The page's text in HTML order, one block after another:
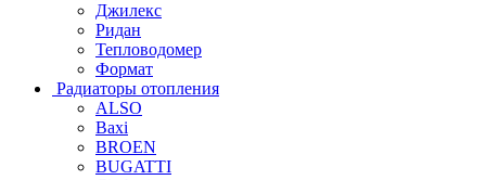
Джилекс
Ридан
Тепловодомер
Формат
Радиаторы отопления
ALSO
Baxi
BROEN
BUGATTI